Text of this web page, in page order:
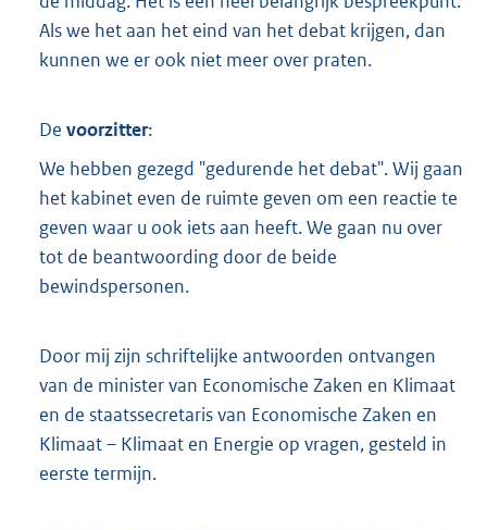
Als we het aan het eind van het debat krijgen, dan
kunnen we er ook niet meer over praten.
De voorzitter:
We hebben gezegd "gedurende het debat". Wij gaan
het kabinet even de ruimte geven om een reactie te
geven waar u ook iets aan heeft. We gaan nu over
tot de beantwoording door de beide
bewindspersonen.
Door mij zijn schriftelijke antwoorden ontvangen
van de minister van Economische Zaken en Klimaat
en de staatssecretaris van Economische Zaken en
Klimaat – Klimaat en Energie op vragen, gesteld in
eerste termijn.